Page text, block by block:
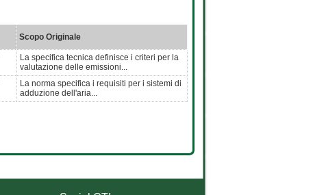
Scopo Originale
La specifica tecnica definisce i criteri per la
valutazione delle emissioni...
La norma specifica i requisiti per i sistemi di
adduzione dell'aria...